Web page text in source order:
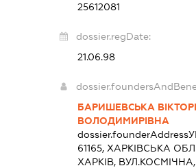
25612081
dossier.regDate:
21.06.98
БАРИШЕВСЬКА
ВОЛОДИМИРІВНА
dossier.founderAddress
61165, ХАРКІВСЬКА
ХАРКІВ,